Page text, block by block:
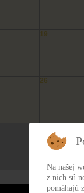
19
26
Na našej
z nich sú
pomáhajú